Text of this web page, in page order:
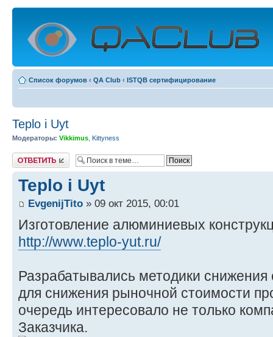
Список форумов ‹ QA Club ‹ ISTQB сертифицирование
Teplo i Uyt
Модераторы: Vikkimus Kittyness
Ответить
Teplo i Uyt
EvgenijTito » 09 окт 2015, 00:01
Изготовление алюминиевых
http://www.teplo-yut.ru/
Разрабатывались методики снижения
для снижения рыночной стоимости
очередь интересовало не только
Заказчика.